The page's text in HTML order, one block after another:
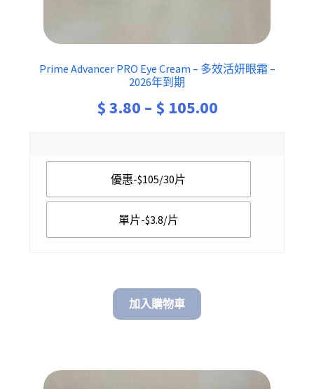
Prime Advancer PRO Eye Cream – 多效活妍眼霜 –
2026年到期
$3.80 – $ 105.00Price
$ 3.80
優惠-$105/30片
單片-$3.8/片
加入購物車